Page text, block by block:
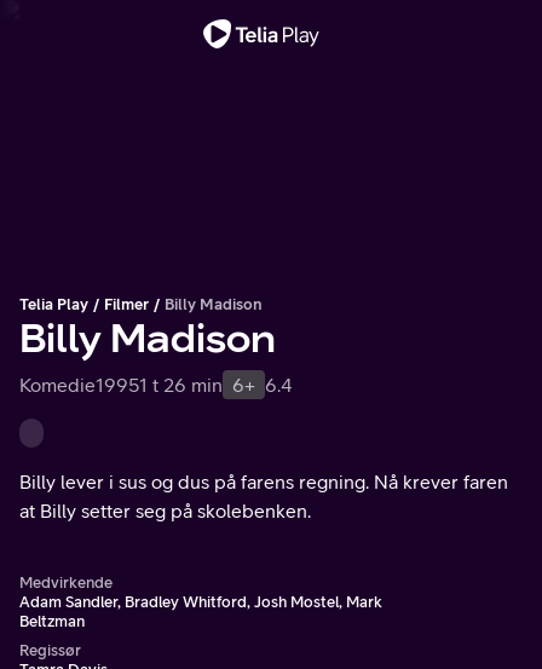
Telia Play Filmer Billy Madison
Billy Madison
Komedie19951 t 26 min 6+ 6.4
Billy lever i sus og dus på farens regning. Nå krever faren
at Billy setter seg på skolebenken.
Medvirkende
Adam Sandler, Bradley Whitford, Josh Mostel, Mark
Beltzman
Regissør